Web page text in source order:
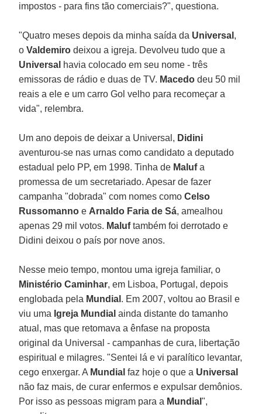
impostos - para fins tão comerciais?", questiona.
"Quatro meses depois da minha saída da Universal ,
oValdemirodeixou a igreja. Devolveu tudo que a
Universal havia colocado em seu nome - três
emissoras de rádio e duas de TV. Macedodeu 50 mil
reais a ele e um carro Gol velho para recomeçar a
vida", relembra.
Um ano depois de deixar a Universal, Didini
aventurou-se nas urnas como candidato a deputado
estadual pelo PP, em 1998. Tinha de Malufa
promessa de um secretariado. Apesar de fazer
campanha "dobrada" com nomes comoCelso
Russomanno e Arnaldo Faria de Sá, amealhou
apenas 29 mil votos. Maluftambém foi derrotado e
Didini deixou o país por nove anos.
Nesse meio tempo, montou uma igreja familiar, o
Ministério Caminhar, em Lisboa, Portugal, depois
englobada pela Mundial . Em 2007, voltou ao Brasil e
viu uma Igreja Mundial ainda distante do tamanho
atual, mas que retomava a ênfase na proposta
original da Universal - campanhas de cura, libertação
espiritual e milagres. "Sentei lá e vi paralítico levantar,
cego enxergar. A Mundialfaz hoje o que a Universal
não faz mais, de curar enfermos e expulsar demônios.
Por isso as pessoas migram para a Mundial",